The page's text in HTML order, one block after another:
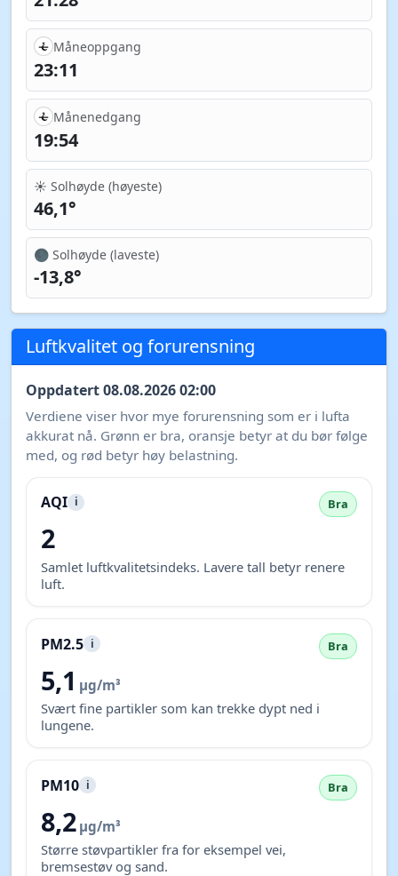
Måneoppgang
23:11
Månenedgang
19:54
☀️ Solhøyde (høyeste)
46,1°
🌑 Solhøyde (laveste)
-13,8°
Luftkvalitet og forurensning
Oppdatert 08.08.2026 02:00
Verdiene viser hvor mye forurensning som er i lufta
akkurat nå. Grønn er bra, oransje betyr at du bør følge
med, og rød betyr høy belastning.
AQI i Bra
2
Samlet luftkvalitetsindeks. Lavere tall betyr renere
luft.
PM2.5 i Bra
5,1 µg/m³
Svært fine partikler som kan trekke dypt ned i
lungene.
PM10 i Bra
8,2 µg/m³
Større støvpartikler fra for eksempel vei,
bremsestøv og sand.